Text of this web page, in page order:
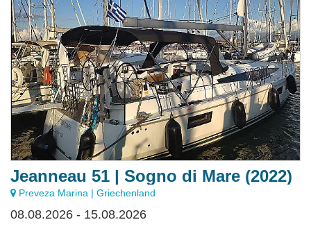
Wochenpreis: >0 EUR
ALLE YACHTEN ANZEIGEN (AUCH DIE FÜR WELCHE
VERFÜGBARKEIT ERST GEPRÜFT WERDEN MUSS)
Kabinen:
Jeanneau 51 | Sogno di Mare (2022)
Preveza Marina | Griechenland
08.08.2026 - 15.08.2026